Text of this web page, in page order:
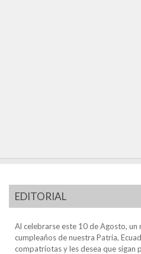
EDITORIAL
Al celebrarse este 10 de Agosto, un
cumpleaños de nuestra Patria,
compatriotas y les desea que sigan